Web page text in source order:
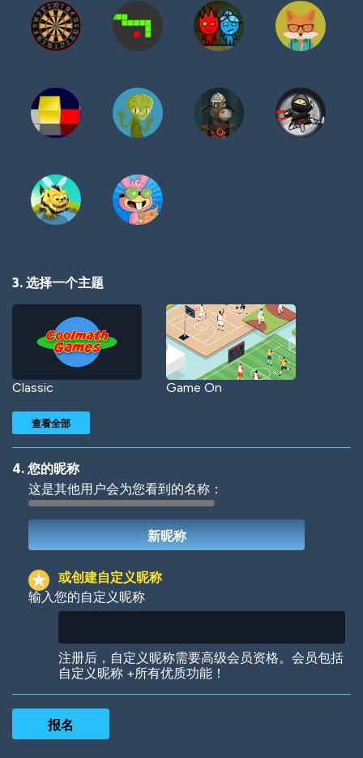
3. 选择一个主题
Classic Game On
Woof Jungle Cats
查看全部
4. 您的昵称
这是其他用户会为您看到的名称：
或创建自定义昵称
输入您的自定义昵称
注册后，自定义昵称需要高级会员资格。会员包括
自定义昵称 +所有优质功能！